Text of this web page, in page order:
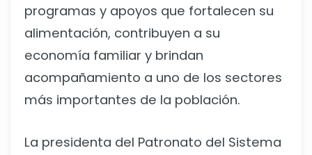
programas y apoyos que fortalecen su
alimentación, contribuyen a su
economía familiar y brindan
acompañamiento a uno de los sectores
más importantes de la población.
La presidenta del Patronato del Sistema